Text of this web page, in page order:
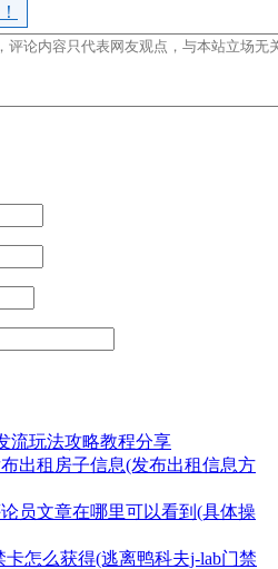
流玩法攻略教程分享
出租房子信息(发布出租信息方
员文章在哪里可以看到(具体操
卡怎么获得(逃离鸭科夫j-lab门禁